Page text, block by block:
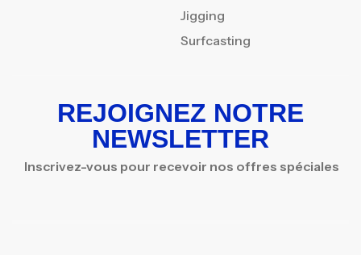
Jigging
Surfcasting
REJOIGNEZ NOTRE
NEWSLETTER
Inscrivez-vous pour recevoir nos offres spéciales